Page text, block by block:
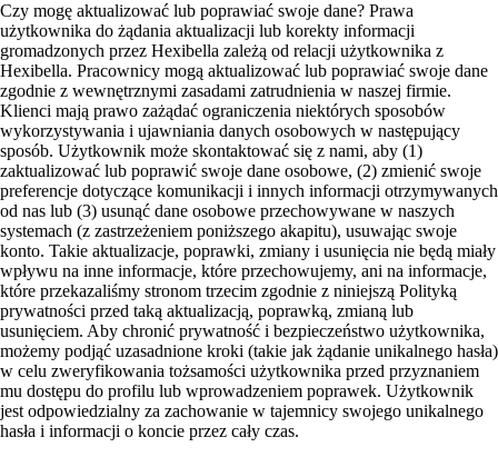
Czy mogę aktualizować lub poprawiać swoje dane? Prawa
użytkownika do żądania aktualizacji lub korekty informacji
gromadzonych przez Hexibella zależą od relacji użytkownika z
Hexibella. Pracownicy mogą aktualizować lub poprawiać swoje dane
zgodnie z wewnętrznymi zasadami zatrudnienia w naszej firmie.
Klienci mają prawo zażądać ograniczenia niektórych sposobów
wykorzystywania i ujawniania danych osobowych w następujący
sposób. Użytkownik może skontaktować się z nami, aby (1)
zaktualizować lub poprawić swoje dane osobowe, (2) zmienić swoje
preferencje dotyczące komunikacji i innych informacji otrzymywanych
od nas lub (3) usunąć dane osobowe przechowywane w naszych
systemach (z zastrzeżeniem poniższego akapitu), usuwając swoje
konto. Takie aktualizacje, poprawki, zmiany i usunięcia nie będą miały
wpływu na inne informacje, które przechowujemy, ani na informacje,
które przekazaliśmy stronom trzecim zgodnie z niniejszą Polityką
prywatności przed taką aktualizacją, poprawką, zmianą lub
usunięciem. Aby chronić prywatność i bezpieczeństwo użytkownika,
możemy podjąć uzasadnione kroki (takie jak żądanie unikalnego hasła)
w celu zweryfikowania tożsamości użytkownika przed przyznaniem
mu dostępu do profilu lub wprowadzeniem poprawek. Użytkownik
jest odpowiedzialny za zachowanie w tajemnicy swojego unikalnego
hasła i informacji o koncie przez cały czas.